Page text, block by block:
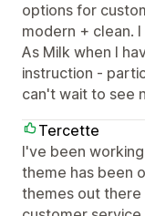
options for
modern + clean.
As Milk when I
instruction -
can't wait to see
Tercette
I've been
theme has been
themes out